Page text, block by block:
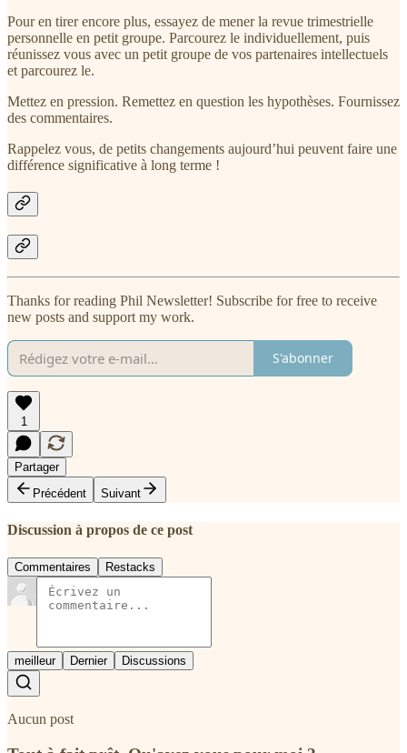
Pour en tirer encore plus, essayez de mener la revue trimestrielle
personnelle en petit groupe. Parcourez le individuellement, puis
réunissez vous avec un petit groupe de vos partenaires intellectuels
et parcourez le.
Mettez en pression. Remettez en question les hypothèses. Fournissez
des commentaires.
Rappelez vous, de petits changements aujourd’hui peuvent faire une
différence significative à long terme !
Thanks for reading Phil Newsletter! Subscribe for free to receive
new posts and support my work.
S'abonner
1
Partager
Précédent
Suivant
Discussion à propos de ce post
Commentaires Restacks
meilleur Dernier Discussions
Aucun post